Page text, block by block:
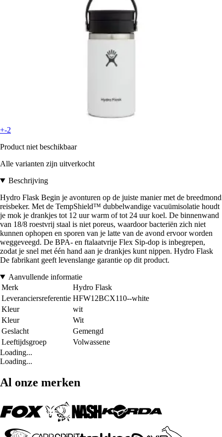
+-2
Product niet beschikbaar
Alle varianten zijn uitverkocht
Beschrijving
Hydro Flask Begin je avonturen op de juiste manier met de breedmond
reisbeker. Met de TempShield™ dubbelwandige vacuümisolatie houdt
je mok je drankjes tot 12 uur warm of tot 24 uur koel. De binnenwand
van 18/8 roestvrij staal is niet poreus, waardoor bacteriën zich niet
kunnen ophopen en sporen van je latte van de avond ervoor worden
weggeveegd. De BPA- en ftalaatvrije Flex Sip-dop is inbegrepen,
zodat je snel met één hand aan je drankjes kunt nippen. Hydro Flask
De fabrikant geeft levenslange garantie op dit product.
Aanvullende informatie
Merk
Hydro Flask
Leveranciersreferentie HFW12BCX110--white
Kleur
wit
Kleur
Wit
Geslacht
Gemengd
Leeftijdsgroep
Volwassene
Loading...
Loading...
Al onze merken